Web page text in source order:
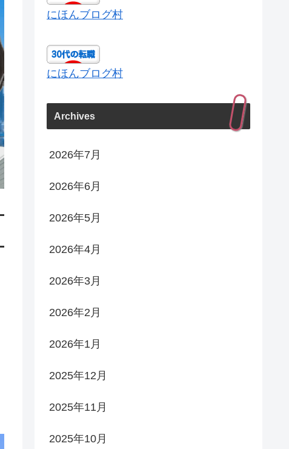
にほんブログ村
にほんブログ村
Archives
2026年7月
2026年6月
2026年5月
2026年4月
2026年3月
2026年2月
2026年1月
2025年12月
2025年11月
2025年10月